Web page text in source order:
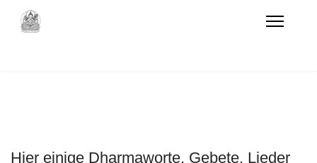
Hier einige Dharmaworte, Gebete, Lieder